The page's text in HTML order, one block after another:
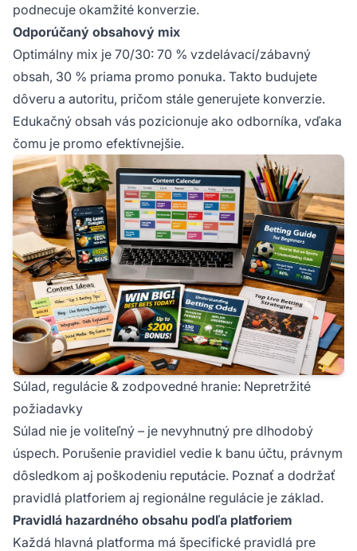
podnecuje okamžité konverzie.
Odporúčaný obsahový mix
Optimálny mix je 70/30: 70 % vzdelávací/zábavný
obsah, 30 % priama promo ponuka. Takto budujete
dôveru a autoritu, pričom stále generujete konverzie.
Edukačný obsah vás pozicionuje ako odborníka, vďaka
čomu je promo efektívnejšie.
Súlad, regulácie & zodpovedné hranie: Nepretržité
požiadavky
Súlad nie je voliteľný – je nevyhnutný pre dlhodobý
úspech. Porušenie pravidiel vedie k banu účtu, právnym
dôsledkom aj poškodeniu reputácie. Poznať a dodržať
pravidlá platforiem aj regionálne regulácie je základ.
Pravidlá hazardného obsahu podľa platforiem
Každá hlavná platforma má špecifické pravidlá pre